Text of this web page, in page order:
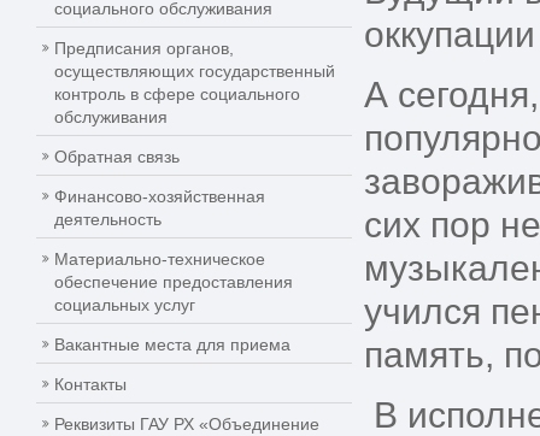
социального обслуживания
Предписания органов,
осуществляющих государственный
контроль в сфере социального
обслуживания
Обратная связь
Финансово-хозяйственная
деятельность
Материально-техническое
обеспечение предоставления
социальных услуг
Вакантные места для приема
Контакты
Реквизиты ГАУ РХ «Объединение
А
сих пор
учился
память,
В